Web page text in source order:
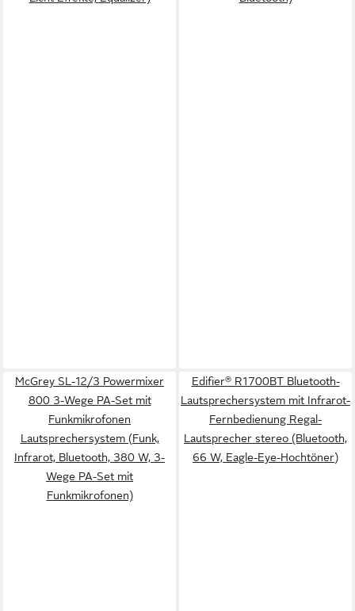
McGrey SL-12/3 Powermixer
800 3-Wege PA-Set mit
Funkmikrofonen
Lautsprechersystem (Funk,
Infrarot, Bluetooth, 380 W, 3-
Wege PA-Set mit
Funkmikrofonen)
Edifier® R1700BT Bluetooth-
Lautsprechersystem mit Infrarot-
Fernbedienung Regal-
Lautsprecher stereo (Bluetooth,
66 W, Eagle-Eye-Hochtöner)